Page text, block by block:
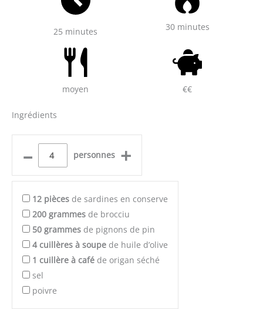
25 minutes 30 minutes
moyen €€
Ingrédients
– personnes +
12 pièces de sardines en conserve
200 grammes de brocciu
50 grammes de pignons de pin
4 cuillères à soupe de huile d’olive
1 cuillère à café de origan séché
sel
poivre